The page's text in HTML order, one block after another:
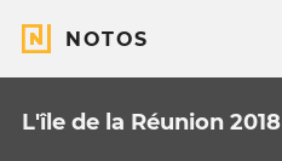
NOTOS
L'île de la Réunion 2018